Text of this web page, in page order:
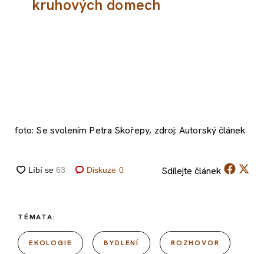
kruhových domech
foto: Se svolením Petra Skořepy, zdroj: Autorský článek
Diskuze 0 Sdílejte článek
TÉMATA:
EKOLOGIE BYDLENÍ ROZHOVOR